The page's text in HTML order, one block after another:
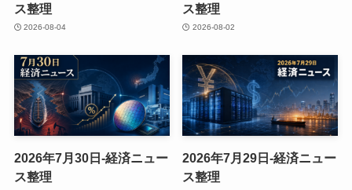
ス整理
2026-08-04
ス整理
2026-08-02
2026年7月30日-経済ニュー
ス整理
2026年7月29日-経済ニュー
ス整理